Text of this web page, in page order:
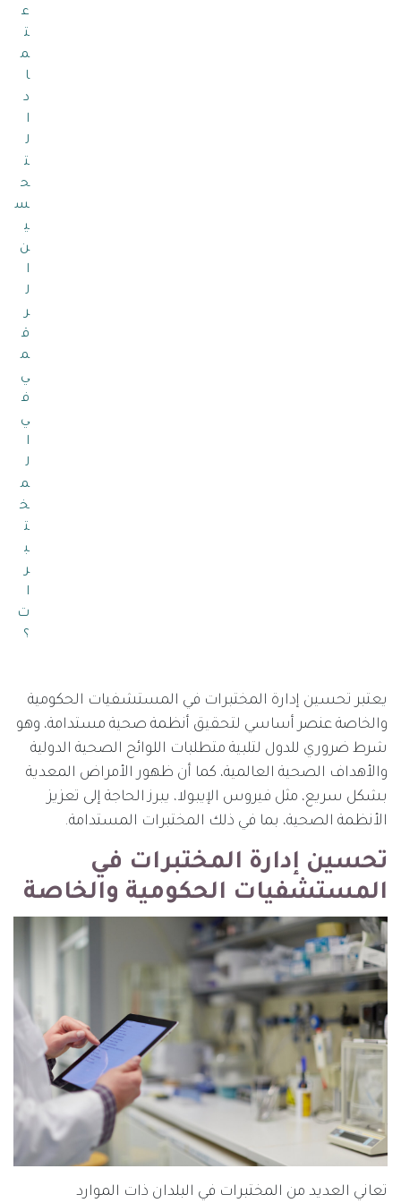
ع
ت
م
ا
د
ا
ل
ت
ح
س
ي
ن
ا
ل
ر
ق
م
ي
ف
ي
ا
ل
م
خ
ت
ب
ر
ا
ت
؟
يعتبر تحسين إدارة المختبرات في المستشفيات الحكومية
والخاصة عنصر أساسي لتحقيق أنظمة صحية مستدامة، وهو
شرط ضروري للدول لتلبية متطلبات اللوائح الصحية الدولية
والأهداف الصحية العالمية، كما أن ظهور الأمراض المعدية
بشكل سريع، مثل فيروس الإيبولا، يبرز الحاجة إلى تعزيز
الأنظمة الصحية، بما في ذلك المختبرات المستدامة.
تحسين إدارة المختبرات في
المستشفيات الحكومية والخاصة
تعاني العديد من المختبرات في البلدان ذات الموارد